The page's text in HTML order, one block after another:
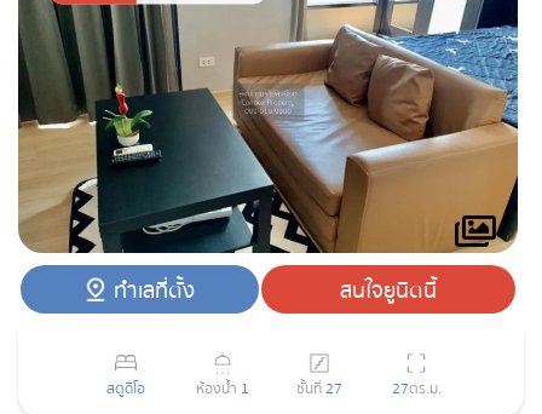
ทำเลที่ตั้ง สนใจยูนิตนี้
สตูดิโอ ห้องน้ำ 1 ชั้นที่27 27ตร.ม.